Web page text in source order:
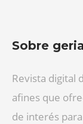
Sobre
Revista digital
afines que
de interés